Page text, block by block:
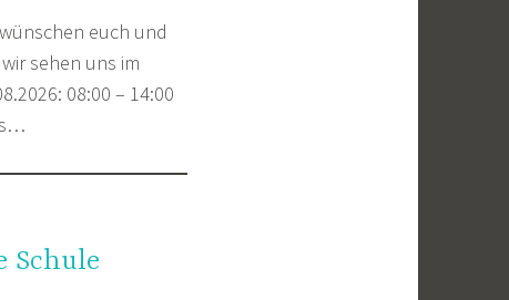
euch und
sehen uns im
08:00 – 14:00
Schule